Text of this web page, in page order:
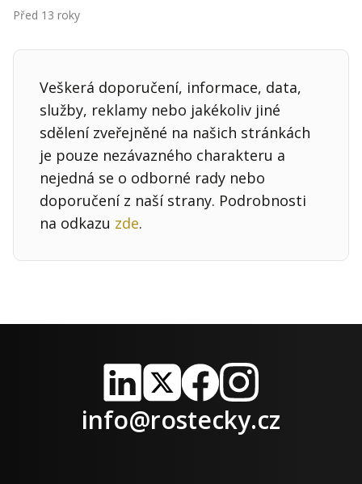
Kontakt
Obchodní podmínky
Hledaná fráze Hledat
Před 13 roky
Veškerá doporučení, informace, data,
služby, reklamy nebo jakékoliv jiné
sdělení zveřejněné na našich stránkách
je pouze nezávazného charakteru a
nejedná se o odborné rady nebo
doporučení z naší strany. Podrobnosti
na odkazu zde.
LinkedIn
X FacebookInstagram
info@rostecky.cz